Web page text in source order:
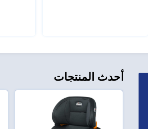
أحدث المنتجات